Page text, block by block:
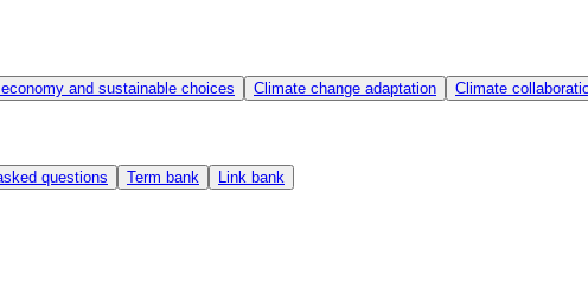
and sustainable choices Climate change adaptation Climate
questions Term bank Link bank